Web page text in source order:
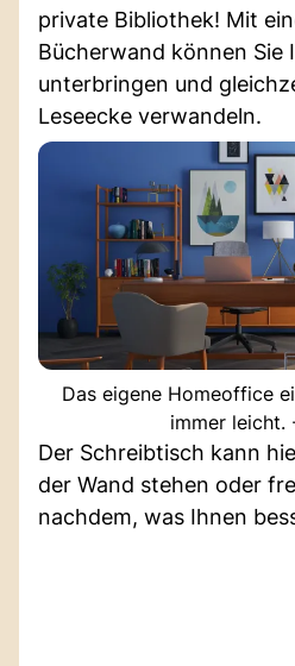
private Bibliothek! Mit
Bücherwand können Sie
unterbringen und
Leseecke verwandeln.
Das eigene Homeoffice
immer leicht.
Der Schreibtisch kann
der Wand stehen oder
nachdem, was Ihnen